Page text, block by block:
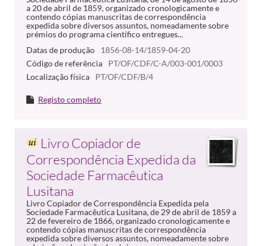
a 20 de abril de 1859, organizado cronologicamente e
contendo cópias manuscritas de correspondência
expedida sobre diversos assuntos, nomeadamente sobre
prémios do programa científico entregues...
Datas de produção
1856-08-14/1859-04-20
Código de referência
PT/OF/CDF/C-A/003-001/0003
Localização física
PT/OF/CDF/B/4
Registo completo
Livro Copiador de
Correspondência Expedida da
Sociedade Farmacêutica
Lusitana
Livro Copiador de Correspondência Expedida pela
Sociedade Farmacêutica Lusitana, de 29 de abril de 1859 a
22 de fevereiro de 1866, organizado cronologicamente e
contendo cópias manuscritas de correspondência
expedida sobre diversos assuntos, nomeadamente sobre